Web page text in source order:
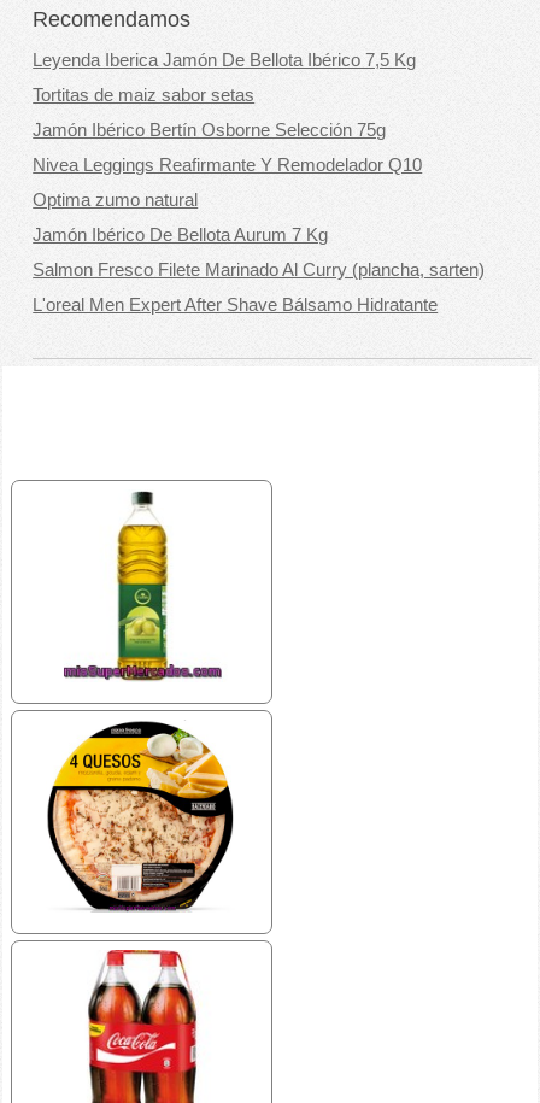
Recomendamos
Leyenda Iberica Jamón De Bellota Ibérico 7,5 Kg
Tortitas de maiz sabor setas
Jamón Ibérico Bertín Osborne Selección 75g
Nivea Leggings Reafirmante Y Remodelador Q10
Optima zumo natural
Jamón Ibérico De Bellota Aurum 7 Kg
Salmon Fresco Filete Marinado Al Curry (plancha, sarten)
L'oreal Men Expert After Shave Bálsamo Hidratante